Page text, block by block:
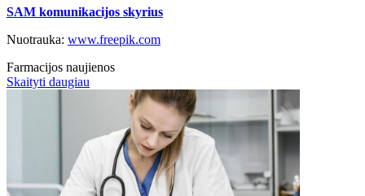
SAM komunikacijos skyrius
Nuotrauka: www.freepik.com
Farmacijos naujienos
Skaityti daugiau